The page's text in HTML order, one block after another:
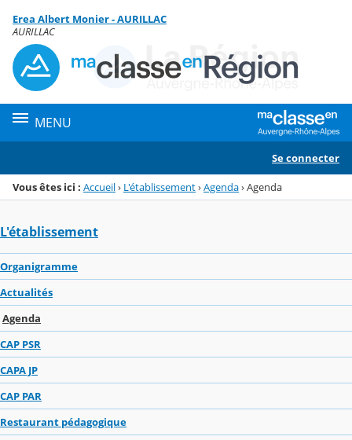
Menu de la rubrique
Contenu
Erea Albert Monier - AURILLAC
AURILLAC
MENU
Se connecter
Vous êtes ici : Accueil› L'établissement›Agenda›Agenda
L'établissement
Organigramme
Actualités
Agenda
CAP PSR
CAPA JP
CAP PAR
Restaurant pédagogique